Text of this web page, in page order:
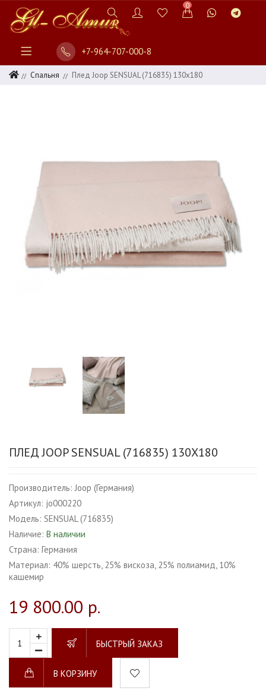
0
+7-964-707-000-8
Спальня Плед Joop SENSUAL (716835) 130x180
ПЛЕД JOOP SENSUAL (716835) 130X180
Производитель: Joop (Германия)
Артикул: jo000220
Модель: SENSUAL (716835)
Наличие: В наличии
Страна: Германия
Материал: 40% шерсть, 25% вискоза, 25% полиамид, 10%
кашемир
19 800.00 р.
БЫСТРЫЙ ЗАКАЗ
В КОРЗИНУ